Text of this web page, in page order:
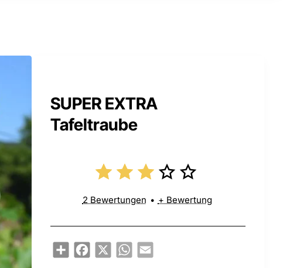
SUPER EXTRA
Tafeltraube
ShareFacebook
X WhatsApp
Email
2 Bewertungen • + Bewertung